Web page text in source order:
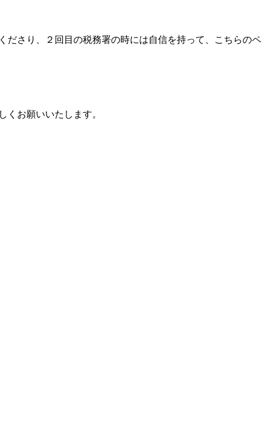
ださり、２回目の税務署の時には自信を持って、こちらのペ
お願いいたします。